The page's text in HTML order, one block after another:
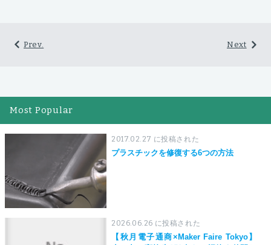
Next
Prev.
Most Popular
2017.02.27 に投稿された
プラスチックを修復する6つの方法
2026.06.26 に投稿された
【秋月電子通商×Maker Faire Tokyo】